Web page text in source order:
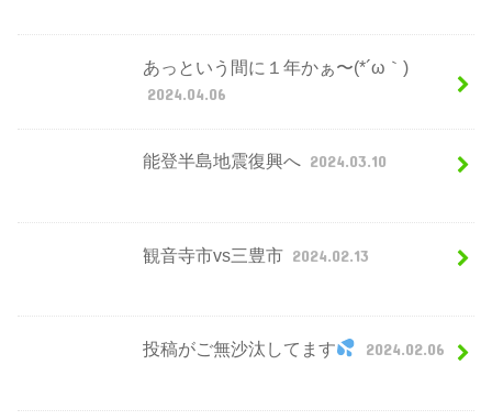
あっという間に１年かぁ〜(*´ω｀)
2024.04.06
能登半島地震復興へ 2024.03.10
観音寺市vs三豊市 2024.02.13
投稿がご無沙汰してます 2024.02.06